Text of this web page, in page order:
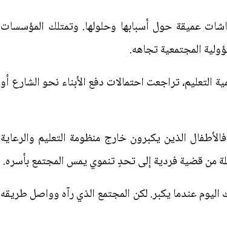
عميقة حول أسبابها وحلولها. وتمتلك المؤسسات
المجتمعية تجاهه.
التعليم، تراجعت احتمالات دفع الأبناء نحو الشارع أو
الذين يكبرون خارج منظومة التعليم والرعاية
من قضية فردية إلى تحدٍ تنموي يمس المجتمع بأسره.
عندما يكبر. لكن المجتمع الذي رآه وواصل طريقه